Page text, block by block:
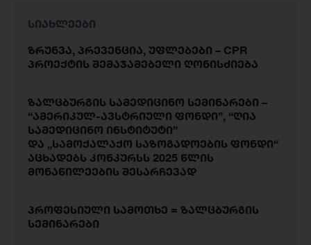
სიახლეები
ზრუნვა, პრევენცია, უფლებები – CPR
პროექტის შემაჯამებელი ღონისძიება
ზალცბურგის სამედიცინო სემინარები –
“ამერიკულ-ავსტრიული ფონდი”, “ღია
სამედიცინო ინსტიტუტი”
და „სამოქალაქო საზოგადოების ფონდი“
აცხადებს კონკურსს 2025 წლის
მონაწილეების შესარჩევად
პროფესიული სამოთხე = ზალცბურგის
სემინარები